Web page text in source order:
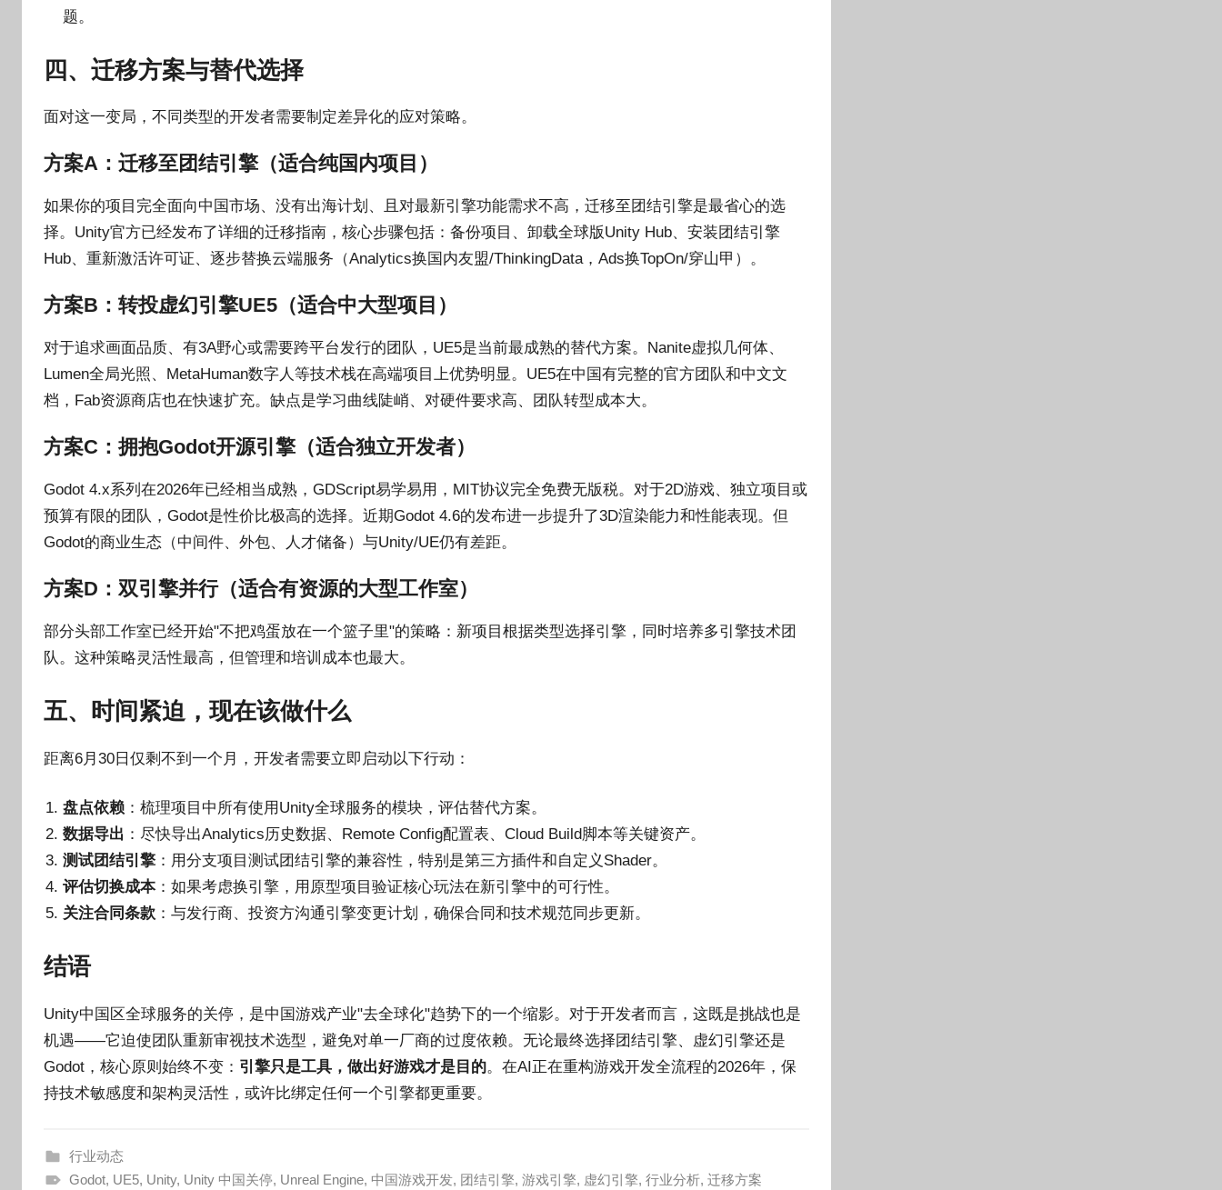
题。
四、迁移方案与替代选择
面对这一变局，不同类型的开发者需要制定差异化的应对策略。
方案A：迁移至团结引擎（适合纯国内项目）
如果你的项目完全面向中国市场、没有出海计划、且对最新引擎功能需求不高，迁移至团结引擎是最省心的选
择。Unity官方已经发布了详细的迁移指南，核心步骤包括：备份项目、卸载全球版Unity Hub、安装团结引擎
Hub、重新激活许可证、逐步替换云端服务（Analytics换国内友盟/ThinkingData，Ads换TopOn/穿山甲）。
方案B：转投虚幻引擎UE5（适合中大型项目）
对于追求画面品质、有3A野心或需要跨平台发行的团队，UE5是当前最成熟的替代方案。Nanite虚拟几何体、
Lumen全局光照、MetaHuman数字人等技术栈在高端项目上优势明显。UE5在中国有完整的官方团队和中文文
档，Fab资源商店也在快速扩充。缺点是学习曲线陡峭、对硬件要求高、团队转型成本大。
方案C：拥抱Godot开源引擎（适合独立开发者）
Godot 4.x系列在2026年已经相当成熟，GDScript易学易用，MIT协议完全免费无版税。对于2D游戏、独立项目或
预算有限的团队，Godot是性价比极高的选择。近期Godot 4.6的发布进一步提升了3D渲染能力和性能表现。但
Godot的商业生态（中间件、外包、人才储备）与Unity/UE仍有差距。
方案D：双引擎并行（适合有资源的大型工作室）
部分头部工作室已经开始"不把鸡蛋放在一个篮子里"的策略：新项目根据类型选择引擎，同时培养多引擎技术团
队。这种策略灵活性最高，但管理和培训成本也最大。
五、时间紧迫，现在该做什么
距离6月30日仅剩不到一个月，开发者需要立即启动以下行动：
盘点依赖 ：梳理项目中所有使用Unity全球服务的模块，评估替代方案。
数据导出 ：尽快导出Analytics历史数据、Remote Config配置表、Cloud Build脚本等关键资产。
测试团结引擎 ：用分支项目测试团结引擎的兼容性，特别是第三方插件和自定义Shader。
评估切换成本：如果考虑换引擎，用原型项目验证核心玩法在新引擎中的可行性。
关注合同条款 ：与发行商、投资方沟通引擎变更计划，确保合同和技术规范同步更新。
结语
Unity中国区全球服务的关停，是中国游戏产业"去全球化"趋势下的一个缩影。对于开发者而言，这既是挑战也是
机遇——它迫使团队重新审视技术选型，避免对单一厂商的过度依赖。无论最终选择团结引擎、虚幻引擎还是
Godot，核心原则始终不变： 引擎只是工具，做出好游戏才是目的。在AI正在重构游戏开发全流程的2026年，保
持技术敏感度和架构灵活性，或许比绑定任何一个引擎都更重要。
行业动态
Godot, UE5, Unity, Unity 中国关停, Unreal Engine, 中国游戏开发, 团结引擎, 游戏引擎, 虚幻引擎, 行业分析, 迁移方案